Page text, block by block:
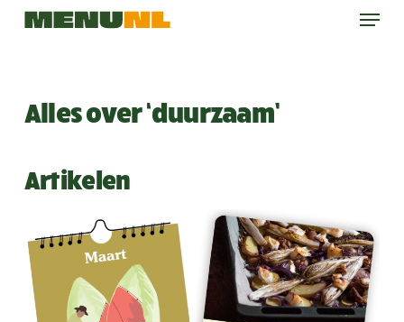
Skip
Menu
Alles over ‘duurzaam’
Artikelen